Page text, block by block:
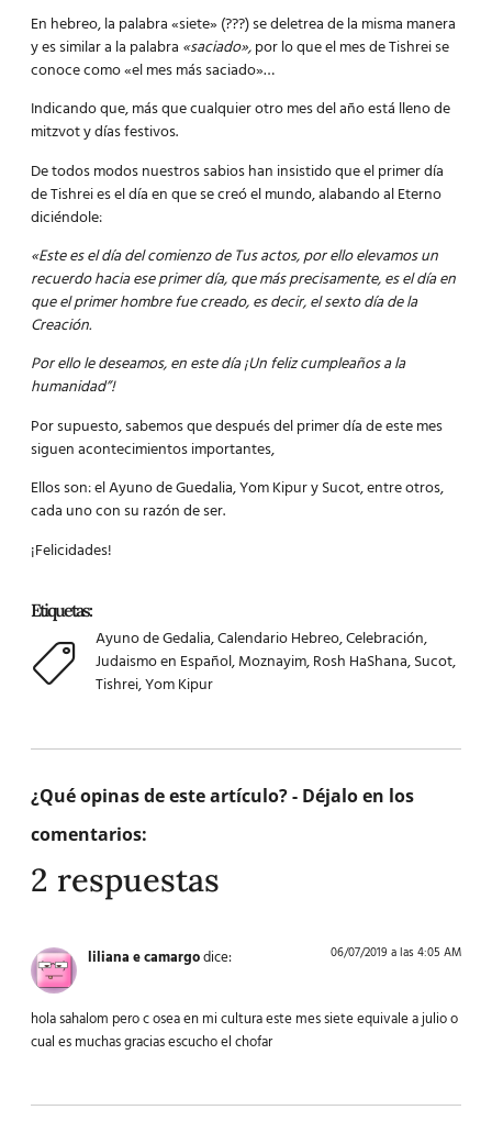
En hebreo, la palabra «siete» (???) se deletrea de la misma manera
y es similar a la palabra «saciado»,por lo que el mes de Tishrei se
conoce como «el mes más saciado»…
Indicando que, más que cualquier otro mes del año está lleno de
mitzvot y días festivos.
De todos modos nuestros sabios han insistido que el primer día
de Tishrei es el día en que se creó el mundo, alabando al Eterno
diciéndole:
«Este es el día del comienzo de Tus actos, por ello elevamos un
recuerdo hacia ese primer día, que más precisamente, es el día en
que el primer hombre fue creado, es decir, el sexto día de la
Creación.
Por ello le deseamos, en este día ¡Un feliz cumpleaños a la
humanidad”!
Por supuesto, sabemos que después del primer día de este mes
siguen acontecimientos importantes,
Ellos son: el Ayuno de Guedalia,Yom KipurySucot,entre otros,
cada uno con su razón de ser.
¡Felicidades!
Etiquetas:
Ayuno de Gedalia,Calendario Hebreo,Celebración,
Judaismo en Español,Moznayim,Rosh HaShana,Sucot,
Tishrei,Yom Kipur
¿Qué opinas de este artículo? - Déjalo en los
comentarios:
2 respuestas
liliana e camargodice: 06/07/2019 a las 4:05 AM
hola sahalom pero c osea en mi cultura este mes siete equivale a julio o
cual es muchas gracias escucho el chofar